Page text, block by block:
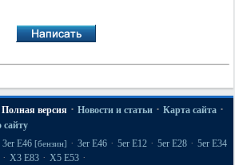
Полная версия · Новости и статьи · Карта сайта ·
сайту
3er E46 [бензин] · 3er E46 · 5er E12 · 5er E28 · 5er E34
· X3 E83 · X5 E53 ·